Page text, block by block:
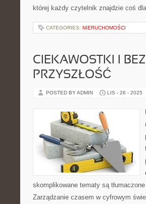
której każdy czytelnik znajdzie coś
CATEGORIES: NIERUCHOMOŚCI
CIEKAWOSTKI I
PRZYSZŁOŚĆ
POSTED BY ADMIN LIS - 26 - 2025
skomplikowane tematy są
Zarządzanie czasem w cyfrowym